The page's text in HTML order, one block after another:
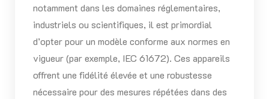
notamment dans les domaines réglementaires,
industriels ou scientifiques, il est primordial
d’opter pour un modèle conforme aux normes en
vigueur (par exemple, IEC 61672). Ces appareils
offrent une fidélité élevée et une robustesse
nécessaire pour des mesures répétées dans des